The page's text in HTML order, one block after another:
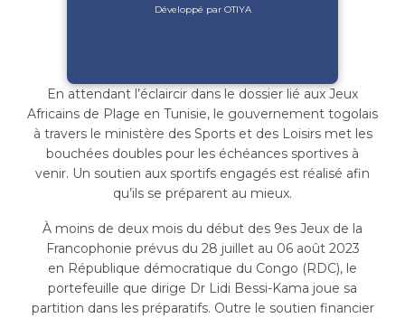
Développé par OTIYA
En attendant l’éclaircir dans le dossier lié aux Jeux
Africains de Plage en Tunisie, le gouvernement togolais
à travers le ministère des Sports et des Loisirs met les
bouchées doubles pour les échéances sportives à
venir. Un soutien aux sportifs engagés est réalisé afin
qu’ils se préparent au mieux.
À moins de deux mois du début des 9es Jeux de la
Francophonie prévus du 28 juillet au 06 août 2023
en République démocratique du Congo (RDC), le
portefeuille que dirige Dr Lidi Bessi-Kama joue sa
partition dans les préparatifs. Outre le soutien financier